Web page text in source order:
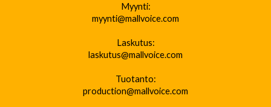
Myynti:
myynti@mallvoice.com
Laskutus:
laskutus@mallvoice.com
Tuotanto:
production@mallvoice.com